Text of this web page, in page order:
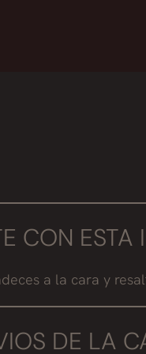
CON ESTA
a la cara y
DE LA